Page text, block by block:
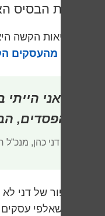
בניית
המציאות הקשה
“אני
הפסדים,
– דני כהן,
הסיפור של דני
ומה שאלפי